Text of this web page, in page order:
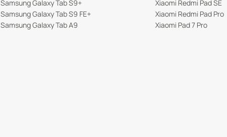
Samsung Galaxy Tab S9+
Samsung Galaxy Tab S9 FE+
Samsung Galaxy Tab A9
Xiaomi Redmi Pad SE
Xiaomi Redmi Pad Pro
Xiaomi Pad 7 Pro